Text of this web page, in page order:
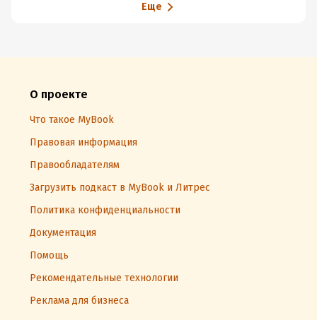
Еще
О проекте
Что такое MyBook
Правовая информация
Правообладателям
Загрузить подкаст в MyBook и Литрес
Политика конфиденциальности
Документация
Помощь
Рекомендательные технологии
Реклама для бизнеса